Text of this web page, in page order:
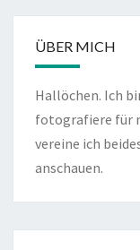
ÜBER MICH
Hallöchen. Ich
fotografiere für
vereine ich
anschauen.